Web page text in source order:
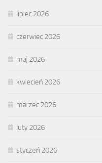
lipiec 2026
czerwiec 2026
maj 2026
kwiecień 2026
marzec 2026
luty 2026
styczeń 2026